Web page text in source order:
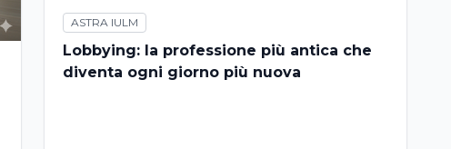
ASTRA IULM
Lobbying: la professione più antica che
diventa ogni giorno più nuova